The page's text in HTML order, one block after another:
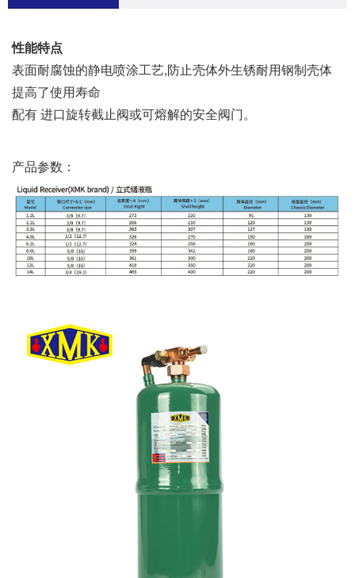
性能特点
表面耐腐蚀的静电喷涂工艺,防止壳体外生锈耐用钢制壳体
提高了使用寿命
配有 进口旋转截止阀或可熔解的安全阀门。
产品参数：